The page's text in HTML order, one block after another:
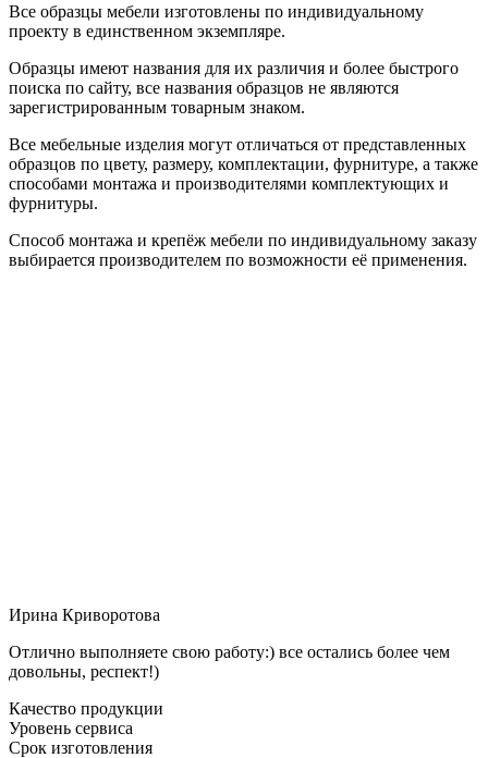
Все образцы мебели изготовлены по индивидуальному
проекту в единственном экземпляре.
Образцы имеют названия для их различия и более быстрого
поиска по сайту, все названия образцов не являются
зарегистрированным товарным знаком.
Все мебельные изделия могут отличаться от представленных
образцов по цвету, размеру, комплектации, фурнитуре, а также
способами монтажа и производителями комплектующих и
фурнитуры.
Способ монтажа и крепёж мебели по индивидуальному заказу
выбирается производителем по возможности её применения.
Ирина Криворотова
Отлично выполняете свою работу:) все остались более чем
довольны, респект!)
Качество продукции
Уровень сервиса
Срок изготовления